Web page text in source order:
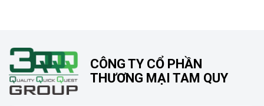
CÔNG TY CỔ PHẦN
THƯƠNG MẠI TAM QUY